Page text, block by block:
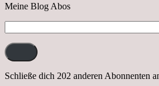
Meine Blog Abos
Mail-
Adresse:
Schließe dich 202 anderen Abonnenten